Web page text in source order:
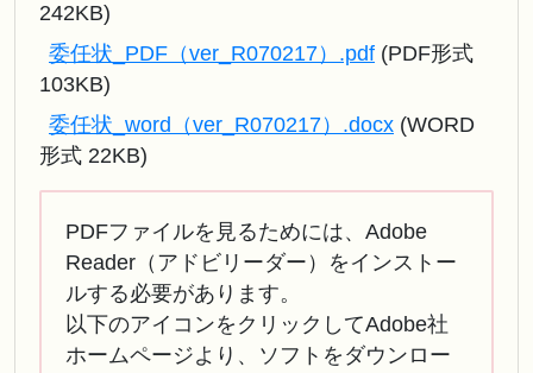
242KB)
委任状_PDF（ver_R070217）.pdf (PDF形式
103KB)
委任状_word（ver_R070217）.docx (WORD
形式 22KB)
PDFファイルを見るためには、Adobe
Reader（アドビリーダー）をインストー
ルする必要があります。
以下のアイコンをクリックしてAdobe社
ホームページより、ソフトをダウンロー